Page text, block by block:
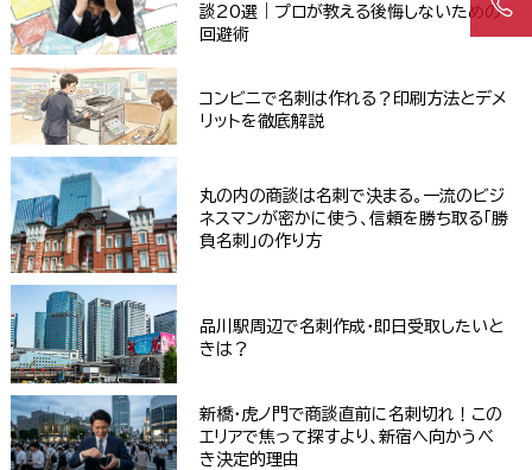
談20選｜プロが教える後悔しないための
回避術
コンビニで名刺は作れる？印刷方法とデメ
リットを徹底解説
丸の内の商談は名刺で決まる。一流のビジ
ネスマンが密かに使う、信頼を勝ち取る「勝
負名刺」の作り方
品川駅周辺で名刺作成・即日受取したいと
きは？
新橋・虎ノ門で商談直前に名刺切れ！この
エリアで焦って探すより、新宿へ向かうべ
き決定的理由